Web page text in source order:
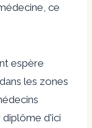
ce
espère
les zones
d'ici